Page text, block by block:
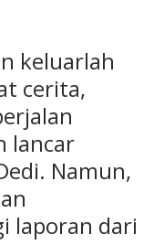
keluarlah
cerita,
lancar
Namun,
laporan dari